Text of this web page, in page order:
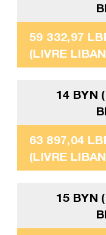
59 332,97
(LIVRE
14 BYN
63 897,04
(LIVRE
15 BYN